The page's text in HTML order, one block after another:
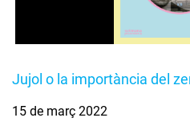
Jujol o la importància del
15 de març 2022